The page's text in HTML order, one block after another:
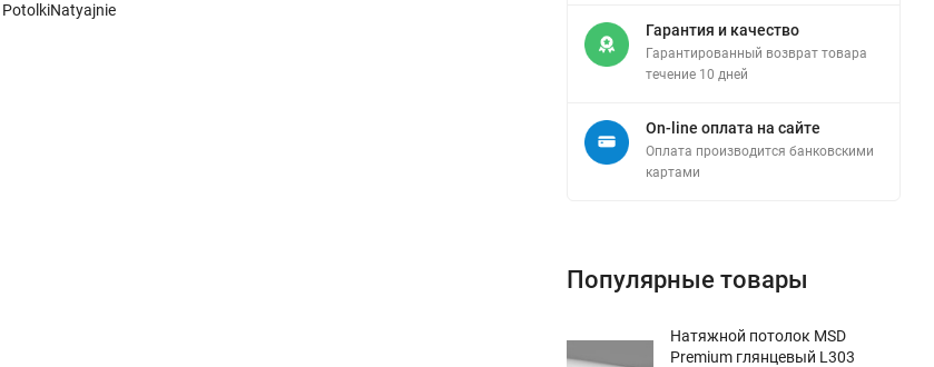
PotolkiNatyajnie
Гарантия и качество
Гарантированный возврат товара
течение 10 дней
On-line оплата на сайте
Оплата производится банковскими
картами
Популярные товары
Натяжной потолок MSD
Premium глянцевый L303